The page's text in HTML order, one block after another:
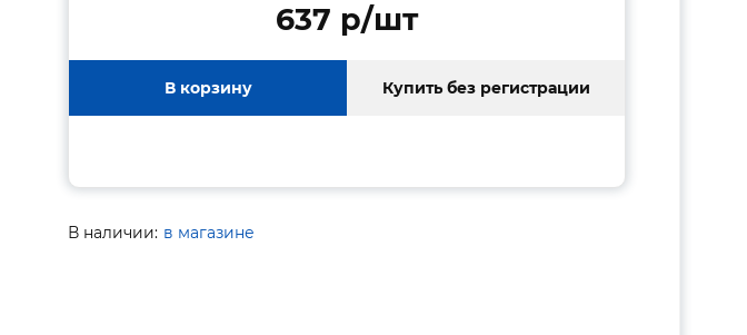
637 p/шт
В корзину Купить без регистрации
В наличии: в магазине